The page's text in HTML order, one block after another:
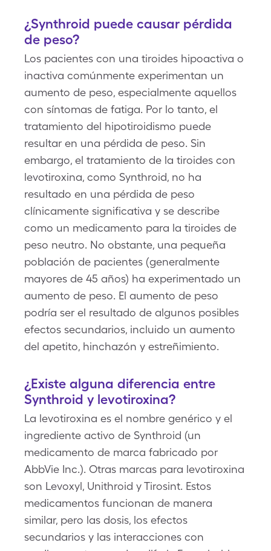
¿Synthroid puede causar pérdida
de peso?
Los pacientes con una tiroides hipoactiva o
inactiva comúnmente experimentan un
aumento de peso, especialmente aquellos
con síntomas de fatiga. Por lo tanto, el
tratamiento del hipotiroidismo puede
resultar en una pérdida de peso. Sin
embargo, el tratamiento de la tiroides con
levotiroxina, como Synthroid, no ha
resultado en una pérdida de peso
clínicamente significativa y se describe
como un medicamento para la tiroides de
peso neutro. No obstante, una pequeña
población de pacientes (generalmente
mayores de 45 años) ha experimentado un
aumento de peso. El aumento de peso
podría ser el resultado de algunos posibles
efectos secundarios, incluido un aumento
del apetito, hinchazón y estreñimiento.
¿Existe alguna diferencia entre
Synthroid y levotiroxina?
La levotiroxina es el nombre genérico y el
ingrediente activo de Synthroid (un
medicamento de marca fabricado por
AbbVie Inc.). Otras marcas para levotiroxina
son Levoxyl, Unithroid y Tirosint. Estos
medicamentos funcionan de manera
similar, pero las dosis, los efectos
secundarios y las interacciones con